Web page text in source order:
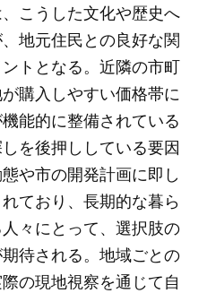
こうした文化や歴史へ
地元住民との良好な関
トとなる。近隣の市町
購入しやすい価格帯に
能的に整備されている
を後押ししている要因
や市の開発計画に即し
ており、長期的な暮ら
々にとって、選択肢の
待される。地域ごとの
の現地視察を通じて自